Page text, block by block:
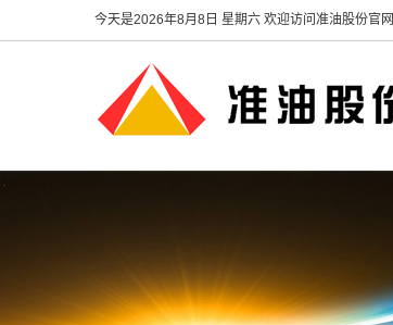
今天是2026年8月8日 星期六 欢迎访问准油股份官网